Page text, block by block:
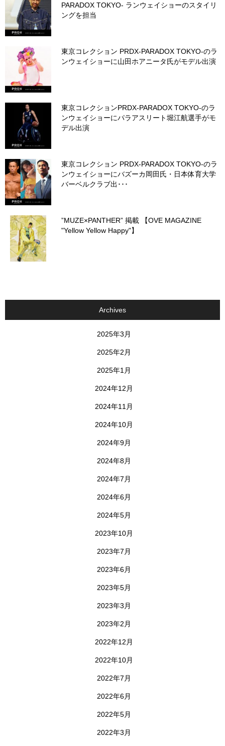
PARADOX TOKYO- ランウェイショーのスタイリ
ングを担当
東京コレクション PRDX-PARADOX TOKYO-のラ
ンウェイショーに山田ホアニータ氏がモデル出演
東京コレクションPRDX-PARADOX TOKYO-のラ
ンウェイショーにパラアスリート堀江航選手がモ
デル出演
東京コレクション PRDX-PARADOX TOKYO-のラ
ンウェイショーにバズーカ岡田氏・日本体育大学
バーベルクラブ出･･･
”MUZE×PANTHER” 掲載 【OVE MAGAZINE
"Yellow Yellow Happy"】
Archives
2025年3月
2025年2月
2025年1月
2024年12月
2024年11月
2024年10月
2024年9月
2024年8月
2024年7月
2024年6月
2024年5月
2023年10月
2023年7月
2023年6月
2023年5月
2023年3月
2023年2月
2022年12月
2022年10月
2022年7月
2022年6月
2022年5月
2022年3月